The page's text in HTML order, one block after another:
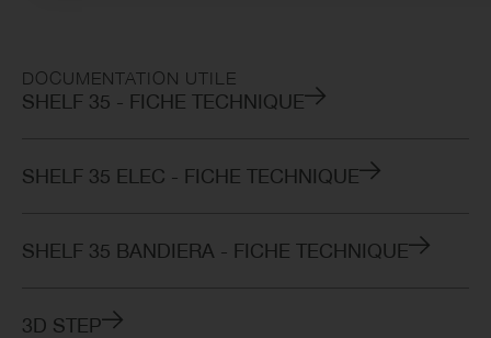
DOCUMENTATION UTILE
SHELF 35 - FICHE TECHNIQUE
SHELF 35 ELEC - FICHE TECHNIQUE
SHELF 35 BANDIERA - FICHE TECHNIQUE
3D STEP